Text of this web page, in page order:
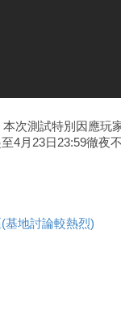
次測試特別因應玩
4月23日23:59徹夜
基地討論較熱烈)